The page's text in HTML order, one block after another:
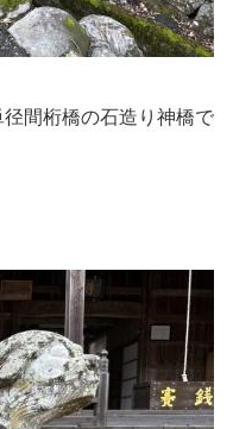
間桁橋の石造り神橋で